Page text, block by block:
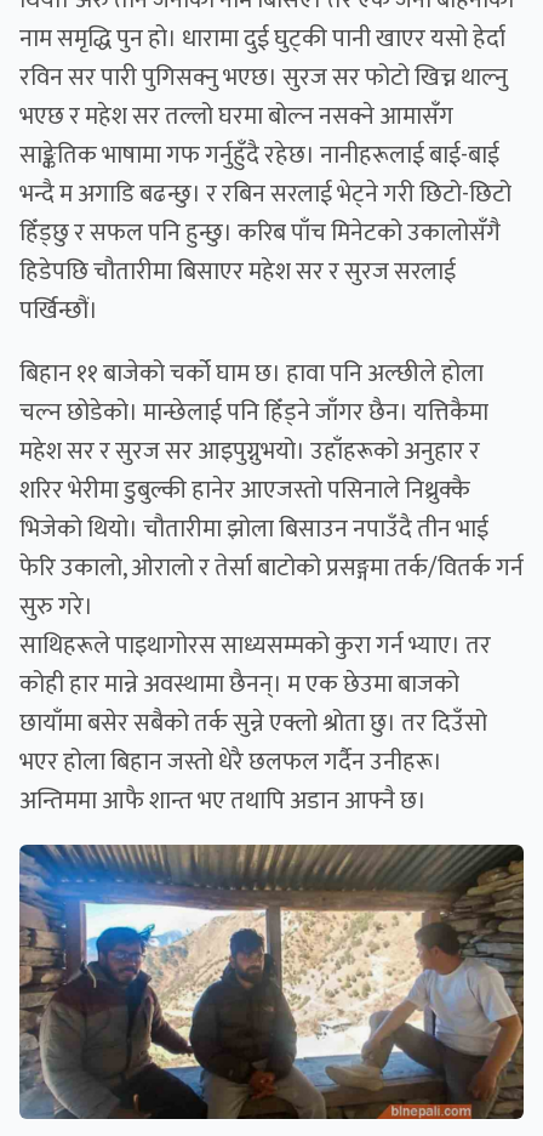
नाम समृद्धि पुन हो। धारामा दुई घुट्की पानी खाएर यसो हेर्दा
रविन सर पारी पुगिसक्नु भएछ। सुरज सर फोटो खिच्न थाल्नु
भएछ र महेश सर तल्लो घरमा बोल्न नसक्ने आमासँग
साङ्केतिक भाषामा गफ गर्नुहुँदै रहेछ। नानीहरूलाई बाई-बाई
भन्दै म अगाडि बढन्छु। र रबिन सरलाई भेट्ने गरी छिटो-छिटो
हिँड्छु र सफल पनि हुन्छु। करिब पाँच मिनेटको उकालोसँगै
हिडेपछि चौतारीमा बिसाएर महेश सर र सुरज सरलाई
पर्खिन्छौं।
बिहान ११ बाजेको चर्को घाम छ। हावा पनि अल्छीले होला
चल्न छोडेको। मान्छेलाई पनि हिँड्ने जाँगर छैन। यत्तिकैमा
महेश सर र सुरज सर आइपुग्नुभयो। उहाँहरूको अनुहार र
शरिर भेरीमा डुबुल्की हानेर आएजस्तो पसिनाले निथ्रुक्कै
भिजेको थियो। चौतारीमा झोला बिसाउन नपाउँदै तीन भाई
फेरि उकालो, ओरालो र तेर्सा बाटोको प्रसङ्गमा तर्क/वितर्क गर्न
सुरु गरे।
साथिहरूले पाइथागोरस साध्यसम्मको कुरा गर्न भ्याए। तर
कोही हार मान्ने अवस्थामा छैनन्। म एक छेउमा बाजको
छायाँमा बसेर सबैको तर्क सुन्ने एक्लो श्रोता छु। तर दिउँसो
भएर होला बिहान जस्तो धेरै छलफल गर्दैन उनीहरू।
अन्तिममा आफै शान्त भए तथापि अडान आफ्नै छ।